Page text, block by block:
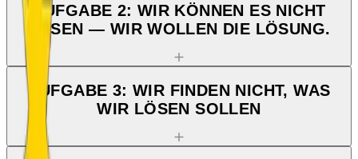
AUFGABE 2: WIR KÖNNEN ES NICHT
LÖSEN — WIR WOLLEN DIE LÖSUNG.
AUFGABE 3: WIR FINDEN NICHT, WAS
WIR LÖSEN SOLLEN